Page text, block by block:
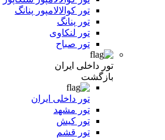
تور کوالالامپور پنانگ
تور پنانگ
تور لنکاوی
تور صباح
تور داخلی ایران
بازگشت
تور داخلی ایران
تور مشهد
تور کیش
تور قشم